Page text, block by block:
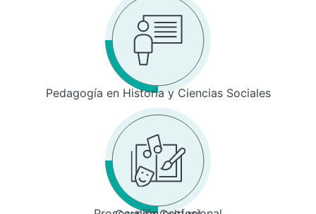
Pedagogía en Historia y Ciencias Sociales